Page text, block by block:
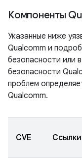
Компоненты
Указанные ниже
Qualcomm и
безопасности или
безопасности
проблем
Qualcomm.
CVE Ссылки